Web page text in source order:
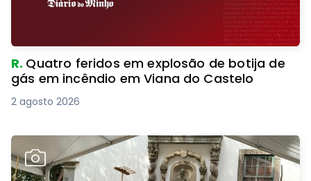
R. Quatro feridos em explosão de botija de
gás em incêndio em Viana do Castelo
2 agosto 2026